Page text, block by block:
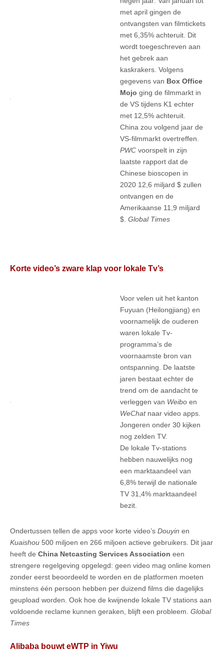
met april gingen de
ontvangsten van filmtickets
met 6,35% achteruit. Dit
wordt toegeschreven aan
het gebrek aan
kaskrakers. Volgens
gegevens van Box Office
Mojo ging de filmmarkt in
de VS tijdens K1 echter
met 12,5% achteruit.
China zou volgend jaar de
VS-filmmarkt overtreffen.
PWCvoorspelt in zijn
laatste rapport dat de
Chinese bioscopen in
2020 12,6 miljard $ zullen
ontvangen en de
Amerikaanse 11,9 miljard
$.Global Times
Korte video’s zware klap voor lokale Tv’s
Voor velen uit het kanton
Fuyuan (Heilongjiang) en
voornamelijk de ouderen
waren lokale Tv-
programma’s de
voornaamste bron van
ontspanning. De laatste
jaren bestaat echter de
trend om de aandacht te
verleggen van Weiboen
WeChat naar video apps.
Jongeren onder 30 kijken
nog zelden TV.
De lokale Tv-stations
hebben nauwelijks nog
een marktaandeel van
6,8% terwijl de nationale
TV 31,4% marktaandeel
bezit.
Ondertussen tellen de apps voor korte video’s Douyin en
Kuaishou 500 miljoen en 266 miljoen actieve gebruikers. Dit jaar
heeft de China Netcasting Services Association een
strengere regelgeving opgelegd: geen video mag online komen
zonder eerst beoordeeld te worden en de platformen moeten
minstens één persoon hebben per duizend films die dagelijks
geupload worden. Ook hoe de kwijnende lokale TV stations aan
voldoende reclame kunnen geraken, blijft een probleem. Global
Times
Alibaba bouwt eWTP in Yiwu